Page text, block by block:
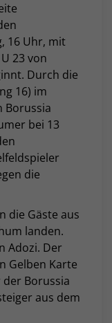
16 Uhr, mit
23 von
Durch die
16) im
Borussia
bei 13
die
die Gäste aus
landen.
Adozi. Der
Gelben Karte
Borussia
aus dem